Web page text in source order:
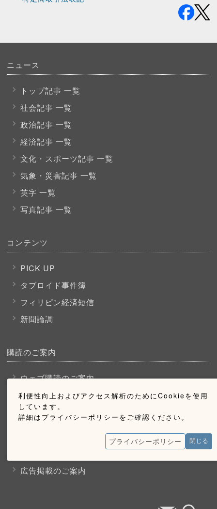
利便性向上およびアクセス解析のためにCookieを使用
しています。
詳細はプライバシーポリシーをご確認ください。
プライバシーポリシー 閉じる
ニュース
トップ記事 一覧
社会記事 一覧
政治記事 一覧
経済記事 一覧
文化・スポーツ記事 一覧
気象・災害記事 一覧
英字 一覧
写真記事 一覧
コンテンツ
PICK UP
タブロイド事件簿
フィリピン経済短信
新聞論調
購読のご案内
ウェブ購読のご案内
お問い合わせ
広告掲載のご案内